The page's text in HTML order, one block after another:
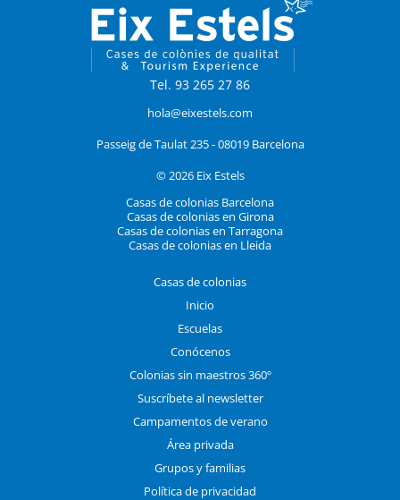
Tel. 93 265 27 86
hola@eixestels.com
Passeig de Taulat 235 - 08019 Barcelona
© 2026 Eix Estels
Casas de colonias Barcelona
Casas de colonias en Girona
Casas de colonias en Tarragona
Casas de colonias en Lleida
Casas de colonias
Inicio
Escuelas
Conócenos
Colonias sin maestros 360º
Suscríbete al newsletter
Campamentos de verano
Área privada
Grupos y familias
Política de privacidad